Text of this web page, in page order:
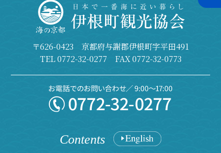
〒626-0423 京都府与謝郡伊根町字平田491
TEL0772-32-0277 FAX 0772-32-0773
Contents